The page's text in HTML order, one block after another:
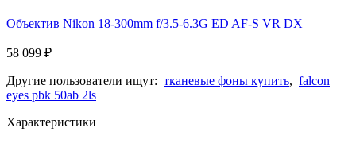
Объектив Nikon 18-300mm f/3.5-6.3G ED AF-S VR DX
58 099 ₽
Другие пользователи ищут: тканевые фоны купить, falcon
eyes pbk 50ab 2ls
Характеристики